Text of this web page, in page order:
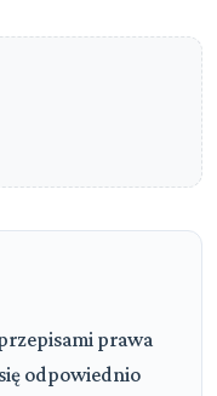
prawa
odpowiednio